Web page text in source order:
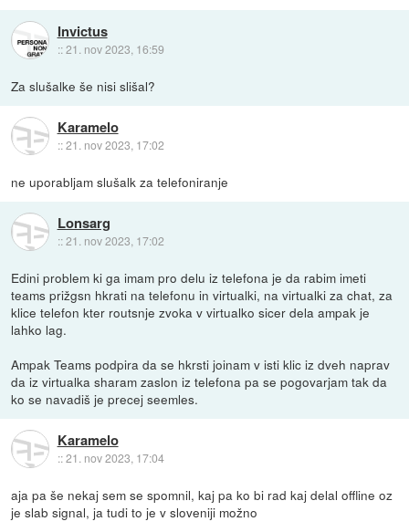
Invictus
::21. nov 2023, 16:59
Za slušalke še nisi slišal?
Karamelo
::21. nov 2023, 17:02
ne uporabljam slušalk za telefoniranje
Lonsarg
::21. nov 2023, 17:02
Edini problem ki ga imam pro delu iz telefona je da rabim imeti
teams prižgsn hkrati na telefonu in virtualki, na virtualki za chat, za
klice telefon kter routsnje zvoka v virtualko sicer dela ampak je
lahko lag.
Ampak Teams podpira da se hkrsti joinam v isti klic iz dveh naprav
da iz virtualka sharam zaslon iz telefona pa se pogovarjam tak da
ko se navadiš je precej seemles.
Karamelo
::21. nov 2023, 17:04
aja pa še nekaj sem se spomnil, kaj pa ko bi rad kaj delal offline oz
je slab signal, ja tudi to je v sloveniji možno